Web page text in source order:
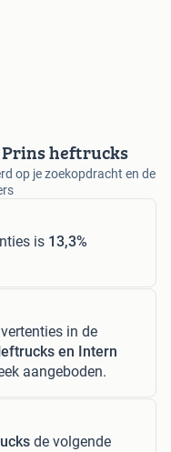
heftrucks
op je zoekopdracht en de
is 13,3%
in de
en Intern
aangeboden.
de volgende